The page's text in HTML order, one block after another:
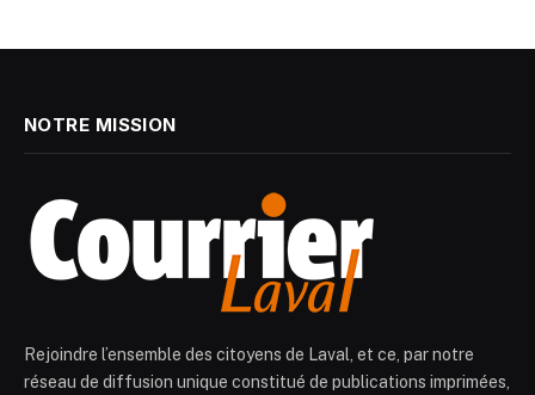
NOTRE MISSION
Rejoindre l’ensemble des citoyens de Laval, et ce, par notre
réseau de diffusion unique constitué de publications imprimées,